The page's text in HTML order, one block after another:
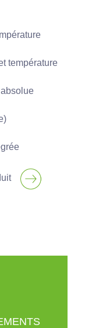
température